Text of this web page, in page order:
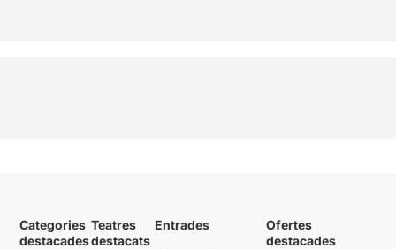
Categories
destacades
Teatres
destacats
Entrades
Ofertes
destacades